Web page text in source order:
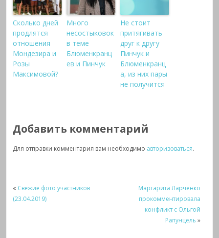
Сколько дней
продлятся
отношения
Мондезира и
Розы
Максимовой?
Много
несостыковок
в теме
Блюменкранц
ев и Пинчук
Не стоит
притягивать
друг к другу
Пинчук и
Блюменкранц
а, из них пары
не получится
Добавить комментарий
Для отправки комментария вам необходимо авторизоваться.
« Свежие фото участников
(23.04.2019)
Маргарита Ларченко
прокомментировала
конфликт с Ольгой
Рапунцель »